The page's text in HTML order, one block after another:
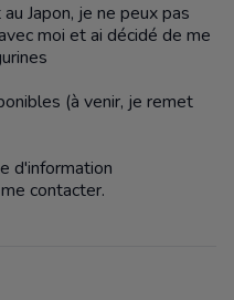
Japon, je ne peux pas
moi et ai décidé de me
(à venir, je remet
d'information
contacter.